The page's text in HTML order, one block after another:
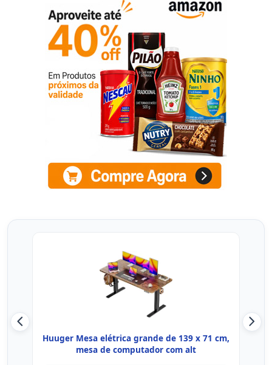
Huuger Mesa elétrica grande de 139 x 71 cm,
mesa de computador com alt